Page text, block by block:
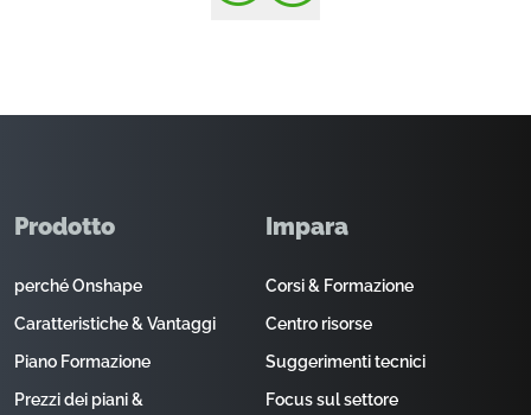
Prodotto
perché Onshape
Caratteristiche & Vantaggi
Piano Formazione
Prezzi dei piani &
Impara
Corsi & Formazione
Centro risorse
Suggerimenti tecnici
Focus sul settore